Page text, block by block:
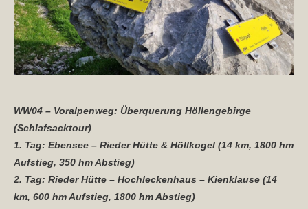
WW04 – Voralpenweg: Überquerung Höllengebirge
(Schlafsacktour)
1. Tag: Ebensee – Rieder Hütte & Höllkogel (14 km, 1800 hm
Aufstieg, 350 hm Abstieg)
2. Tag: Rieder Hütte – Hochleckenhaus – Kienklause (14
km, 600 hm Aufstieg, 1800 hm Abstieg)